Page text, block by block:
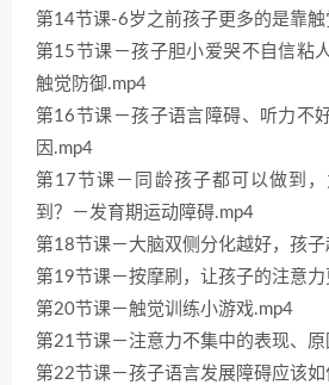
第14节课-6岁之前孩子更多的是靠
第15节课－孩子胆小爱哭不自信粘
触觉防御.mp4
第16节课－孩子语言障碍、听力不
因.mp4
第17节课－同龄孩子都可以做到
到？－发育期运动障碍.mp4
第18节课－大脑双侧分化越好，孩
第19节课－按摩刷，让孩子的注意
第20节课－触觉训练小游戏.mp4
第21节课－注意力不集中的表现、
第22节课－孩子语言发展障碍应该